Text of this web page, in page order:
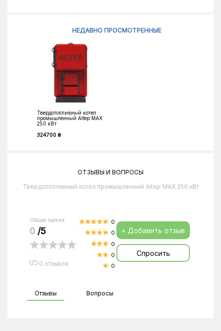
НЕДАВНО ПРОСМОТРЕННЫЕ
Твердотопливный котел
промышленный Altep MAX
250 кВт
324700 ₴
ОТЗЫВЫ И ВОПРОСЫ
Твердотопливный котел промышленный Altep MAX 250 кВт
Общая оценка
0 /5
0 отзывов
0
0
0
0
0
+ Добавить отзыв
Спросить
Отзывы Вопросы